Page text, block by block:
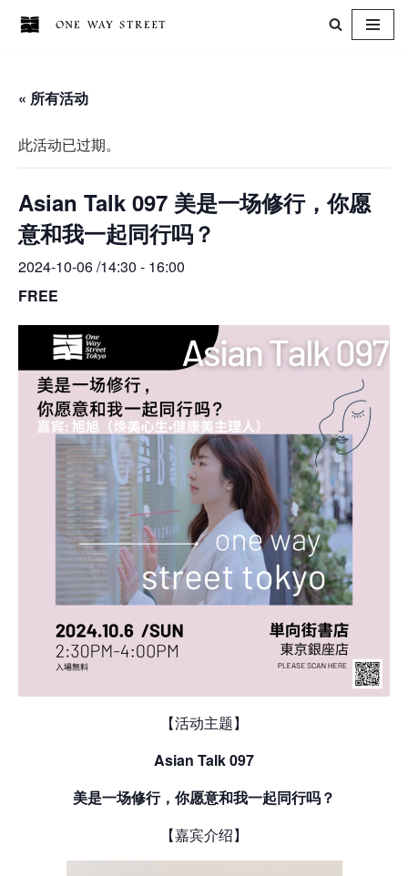
正
« 所有活动
此活动已过期。
Asian Talk 097 美是一场修行，你愿
意和我一起同行吗？
2024-10-06 /14:30 - 16:00
FREE
【活动主题】
Asian Talk 097
美是一场修行，你愿意和我一起同行吗？
【嘉宾介绍】